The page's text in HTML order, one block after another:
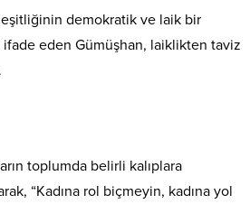
eşitliğinin demokratik ve laik bir
eden Gümüşhan, laiklikten taviz
toplumda belirli kalıplara
“Kadına rol biçmeyin, kadına yol